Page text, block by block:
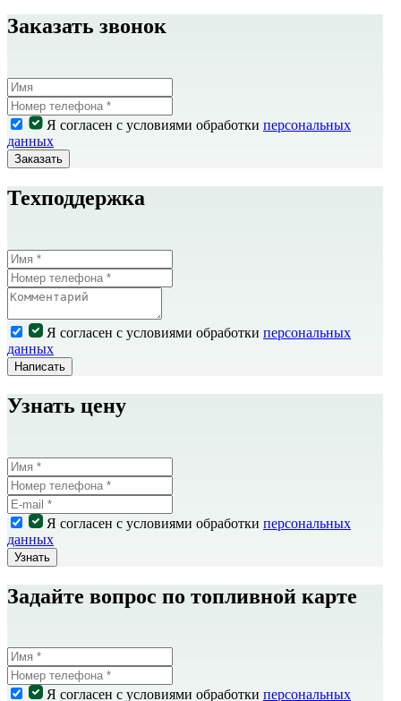
Заказать звонок
Я согласен с условиями обработки персональных
данных
Заказать
Техподдержка
Я согласен с условиями обработки персональных
данных
Написать
Узнать цену
Я согласен с условиями обработки персональных
данных
Узнать
Задайте вопрос по топливной карте
Я согласен с условиями обработки персональных